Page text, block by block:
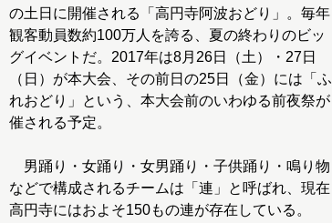
の土日に開催される「高円寺阿波おどり」。毎年
観客動員数約100万人を誇る、夏の終わりのビッ
グイベントだ。2017年は8月26日（土）・27日
（日）が本大会、その前日の25日（金）には「ふ
れおどり」という、本大会前のいわゆる前夜祭が
催される予定。
男踊り・女踊り・女男踊り・子供踊り・鳴り物
などで構成されるチームは「連」と呼ばれ、現在
高円寺にはおよそ150もの連が存在している。